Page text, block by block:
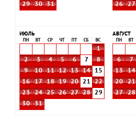
29
30 31
26
27
ИЮЛЬ
ПН ВТ СР ЧТ СБ ВС
1
2
3 4 5 6 7
8
9
10 11 12 13 14
15
16
17 18 19 20 21
22
23
24 25 26 27 28
29
30
31
АВГУСТ
ПН ВТ
6
7
13
14
20
21
27
28